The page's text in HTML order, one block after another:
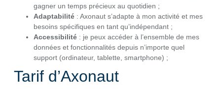
gagner un temps précieux au quotidien ;
Adaptabilité : Axonaut s’adapte à mon activité et mes
besoins spécifiques en tant qu’indépendant ;
Accessibilité : je peux accéder à l’ensemble de mes
données et fonctionnalités depuis n’importe quel
support (ordinateur, tablette, smartphone) ;
Tarif d’Axonaut